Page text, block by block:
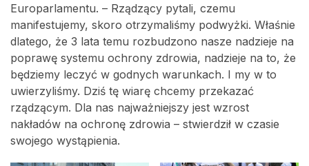
Europarlamentu. – Rządzący pytali, czemu
manifestujemy, skoro otrzymaliśmy podwyżki. Właśnie
dlatego, że 3 lata temu rozbudzono nasze nadzieje na
poprawę systemu ochrony zdrowia, nadzieje na to, że
będziemy leczyć w godnych warunkach. I my w to
uwierzyliśmy. Dziś tę wiarę chcemy przekazać
rządzącym. Dla nas najważniejszy jest wzrost
nakładów na ochronę zdrowia – stwierdził w czasie
swojego wystąpienia.